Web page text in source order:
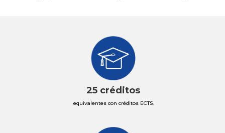
25 créditos
equivalentes con créditos ECTS.